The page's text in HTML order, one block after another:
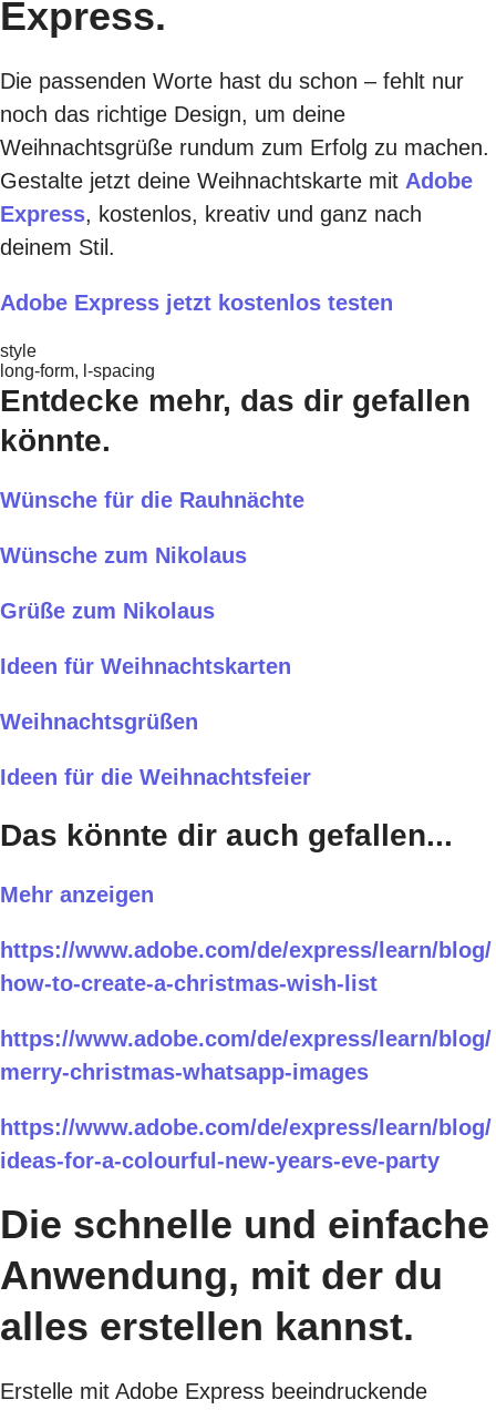
Express.
Die passenden Worte hast du schon – fehlt nur
noch das richtige Design, um deine
Weihnachtsgrüße rundum zum Erfolg zu machen.
Gestalte jetzt deine Weihnachtskarte mit Adobe
Express, kostenlos, kreativ und ganz nach
deinem Stil.
Adobe Express jetzt kostenlos testen
style
long-form, l-spacing
Entdecke mehr, das dir gefallen
könnte.
Wünsche für die Rauhnächte
Wünsche zum Nikolaus
Grüße zum Nikolaus
Ideen für Weihnachtskarten
Weihnachtsgrüßen
Ideen für die Weihnachtsfeier
Das könnte dir auch gefallen...
Mehr anzeigen
https://www.adobe.com/de/express/learn/blog/
how-to-create-a-christmas-wish-list
https://www.adobe.com/de/express/learn/blog/
merry-christmas-whatsapp-images
https://www.adobe.com/de/express/learn/blog/
ideas-for-a-colourful-new-years-eve-party
Die schnelle und einfache
Anwendung, mit der du
alles erstellen kannst.
Erstelle mit Adobe Express beeindruckende